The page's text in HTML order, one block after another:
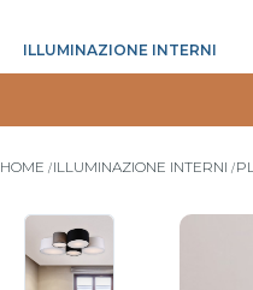
ILLUMINAZIONE INTERNI
HOME ILLUMINAZIONE INTERNI